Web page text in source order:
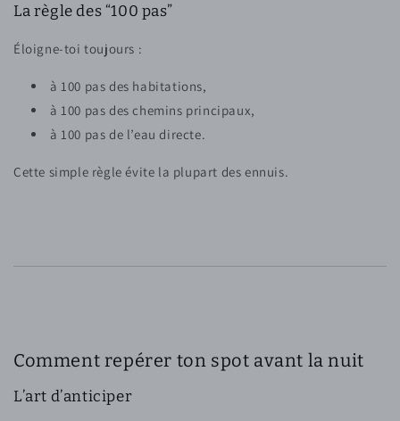
La règle des “100 pas”
Éloigne-toi toujours :
à 100 pas des habitations,
à 100 pas des chemins principaux,
à 100 pas de l’eau directe.
Cette simple règle évite la plupart des ennuis.
Comment repérer ton spot avant la nuit
L’art d’anticiper